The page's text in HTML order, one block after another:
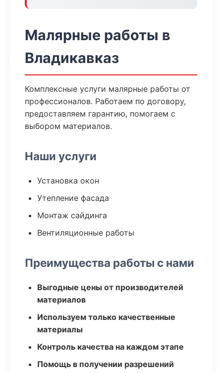
Малярные работы в
Владикавказ
Комплексные услуги малярные работы от
профессионалов. Работаем по договору,
предоставляем гарантию, помогаем с
выбором материалов.
Наши услуги
Установка окон
Утепление фасада
Монтаж сайдинга
Вентиляционные работы
Преимущества работы с нами
Выгодные цены от производителей
материалов
Используем только качественные
материалы
Контроль качества на каждом этапе
Помощь в получении разрешений